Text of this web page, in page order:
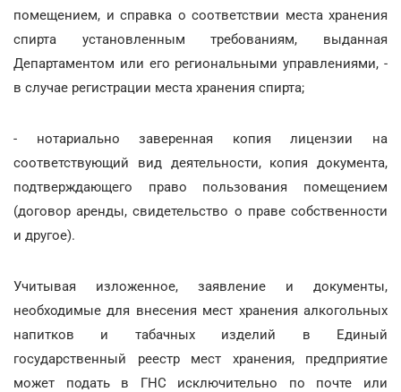
помещением, и справка о соответствии места хранения
спирта установленным требованиям, выданная
Департаментом или его региональными управлениями, -
в случае регистрации места хранения спирта;
- нотариально заверенная копия лицензии на
соответствующий вид деятельности, копия документа,
подтверждающего право пользования помещением
(договор аренды, свидетельство о праве собственности
и другое).
Учитывая изложенное, заявление и документы,
необходимые для внесения мест хранения алкогольных
напитков и табачных изделий в Единый
государственный реестр мест хранения, предприятие
может подать в ГНС исключительно по почте или